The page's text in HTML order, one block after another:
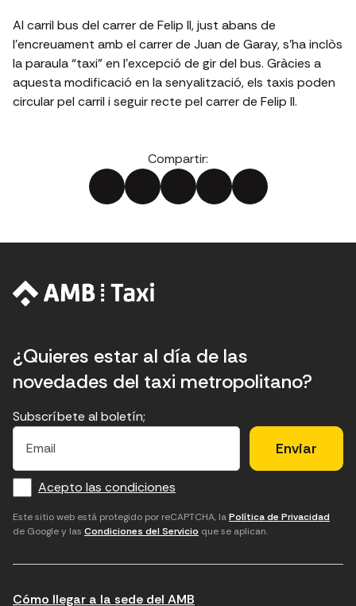
Al carril bus del carrer de Felip II, just abans de
l’encreuament amb el carrer de Juan de Garay, s’ha inclòs
la paraula “taxi” en l’excepció de gir del bus. Gràcies a
aquesta modificació en la senyalització, els taxis poden
circular pel carril i seguir recte pel carrer de Felip II.
Compartir:
¿Quieres estar al día de las
novedades del taxi metropolitano?
E
f
o
r
m
i
E
c
a
m
p
r
H
u
d
'
a
e
×
Subscríbete al boletín;
E
a
i
l
Acepto las condiciones
Este sitio web está protegido por reCAPTCHA, laPolítica de Privacidad
de Google y las Condiciones del Servicio que se aplican.
Cómo llegar a la sede del AMB